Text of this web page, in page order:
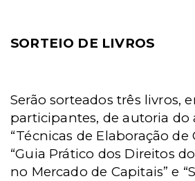
SORTEIO DE LIVROS
Serão sorteados três livros,
participantes, de autoria do
“Técnicas de Elaboração de
“Guia Prático dos Direitos
no Mercado de Capitais” e